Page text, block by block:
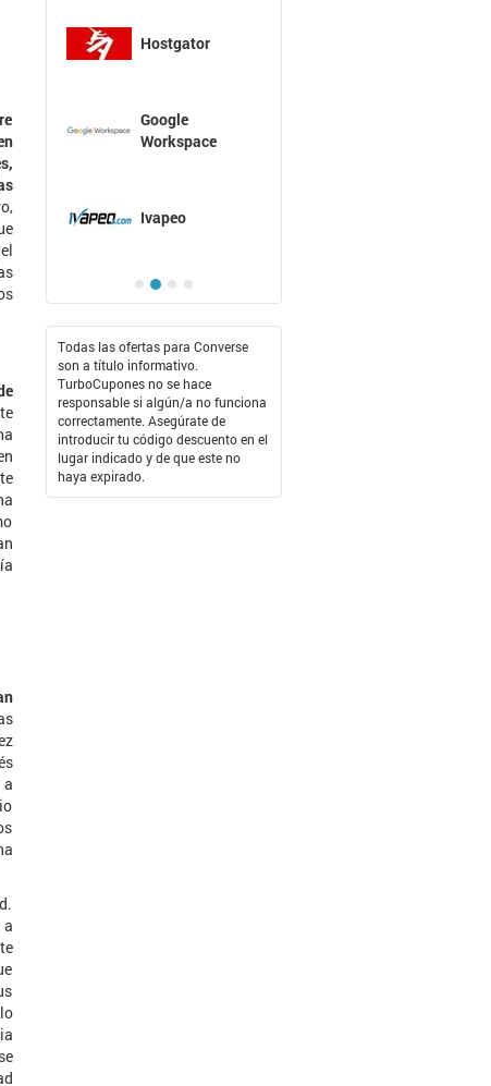
Hostgator
Google
Workspace
Ivapeo
Todas las ofertas para Converse
son a título informativo.
TurboCupones no se hace
responsable si algún/a no funciona
correctamente. Asegúrate de
introducir tu código descuento en el
lugar indicado y de que este no
haya expirado.